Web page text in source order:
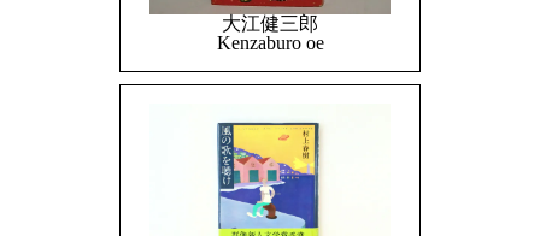
大江健三郎
Kenzaburo oe